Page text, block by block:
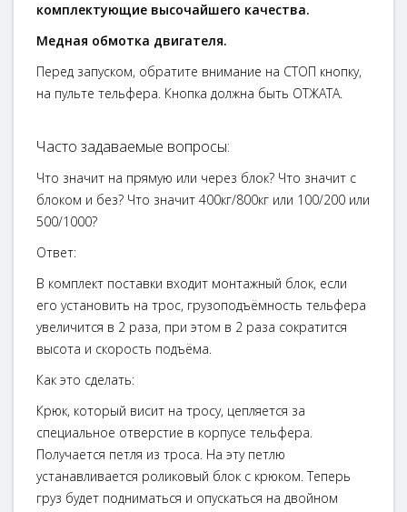
комплектующие высочайшего качества.
Медная обмотка двигателя.
Перед запуском, обратите внимание на СТОП кнопку,
на пульте тельфера. Кнопка должна быть ОТЖАТА.
Часто задаваемые вопросы:
Что значит на прямую или через блок? Что значит с
блоком и без? Что значит 400кг/800кг или 100/200 или
500/1000?
Ответ:
В комплект поставки входит монтажный блок, если
его установить на трос, грузоподъёмность тельфера
увеличится в 2 раза, при этом в 2 раза сократится
высота и скорость подъёма.
Как это сделать:
Крюк, который висит на тросу, цепляется за
специальное отверстие в корпусе тельфера.
Получается петля из троса. На эту петлю
устанавливается роликовый блок с крюком. Теперь
груз будет подниматься и опускаться на двойном